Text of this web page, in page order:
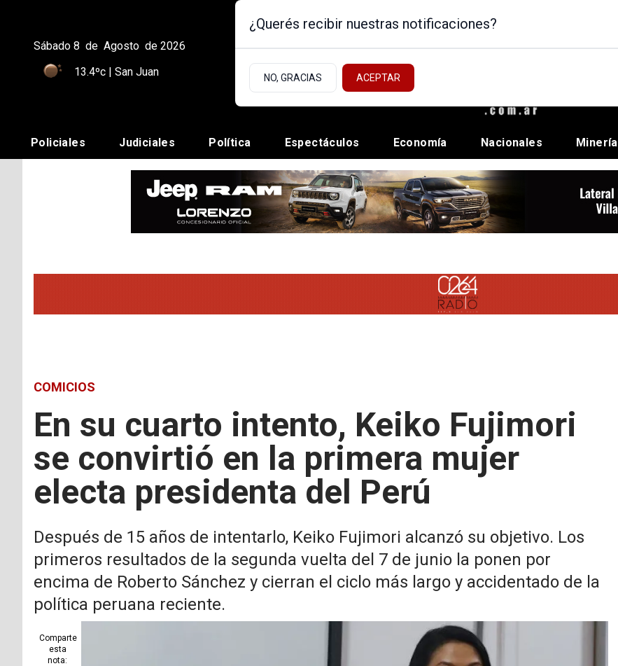
Sábado 8 de Agosto de 2026
13.4ºc | San Juan
Policiales Judiciales Política Espectáculos Economía Nacionales Minería
COMICIOS
En su cuarto intento, Keiko Fujimori
se convirtió en la primera mujer
electa presidenta del Perú
Después de 15 años de intentarlo, Keiko Fujimori alcanzó su objetivo. Los
primeros resultados de la segunda vuelta del 7 de junio la ponen por
encima de Roberto Sánchez y cierran el ciclo más largo y accidentado de la
política peruana reciente.
Comparte
esta
nota:
¿Querés recibir nuestras notificaciones?
NO, GRACIAS ACEPTAR